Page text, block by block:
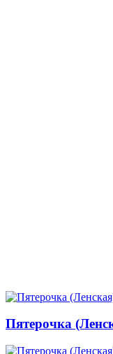
Пятерочка